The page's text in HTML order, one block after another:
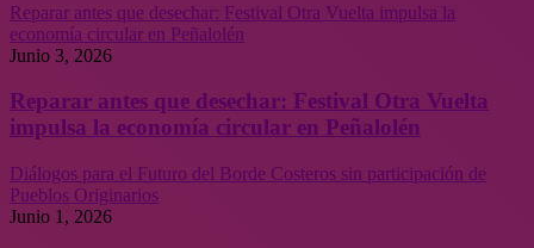
Reparar antes que desechar: Festival Otra Vuelta impulsa la
economía circular en Peñalolén
Junio 3, 2026
Reparar antes que desechar: Festival Otra Vuelta
impulsa la economía circular en Peñalolén
Diálogos para el Futuro del Borde Costeros sin participación de
Pueblos Originarios
Junio 1, 2026